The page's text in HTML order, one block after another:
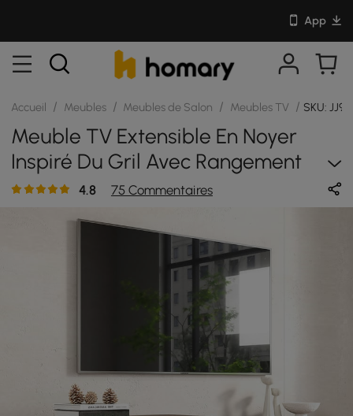
App
Accueil / Meubles / Meubles de Salon / Meubles TV / SKU:
Meuble TV Extensible En Noyer
Inspiré Du Gril Avec Rangement
(1600 Mm À 2100 Mm)
4.8 75 Commentaires